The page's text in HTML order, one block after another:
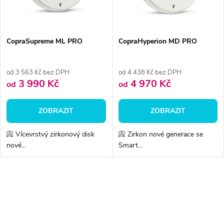
CopraSupreme ML PRO
od 3 563 Kč bez DPH
od 3 990 Kč
ZOBRAZIT
📀 Vícevrstvý zirkonový disk
nové...
CopraHyperion MD PRO
od 4 438 Kč bez DPH
od 4 970 Kč
ZOBRAZIT
📀 Zirkon nové generace se
Smart...